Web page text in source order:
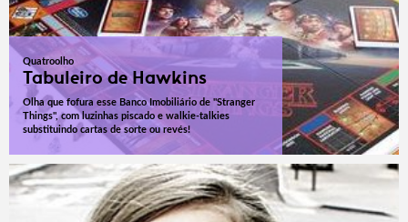
Quatroolho
Tabuleiro de Hawkins
Olha que fofura esse Banco Imobiliário de "Stranger
Things", com luzinhas piscado e walkie-talkies
substituindo cartas de sorte ou revés!